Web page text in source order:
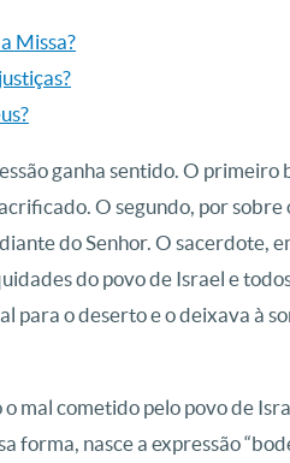
Missa?
ganha sentido. O
O segundo, por
do Senhor. O sacerdote,
do povo de Israel e
para o deserto e o deixava à
mal cometido pelo povo de
forma, nasce a expressão